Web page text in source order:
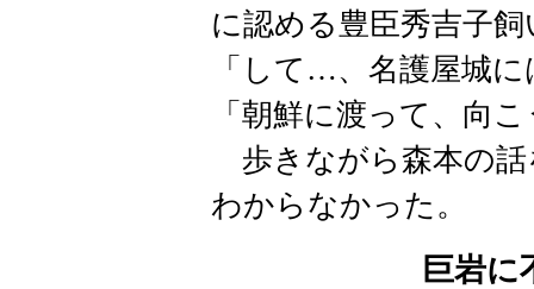
に認める豊臣秀吉子
「して…、名護屋城
「朝鮮に渡って、向
歩きながら森本の話
わからなかった。
巨岩に